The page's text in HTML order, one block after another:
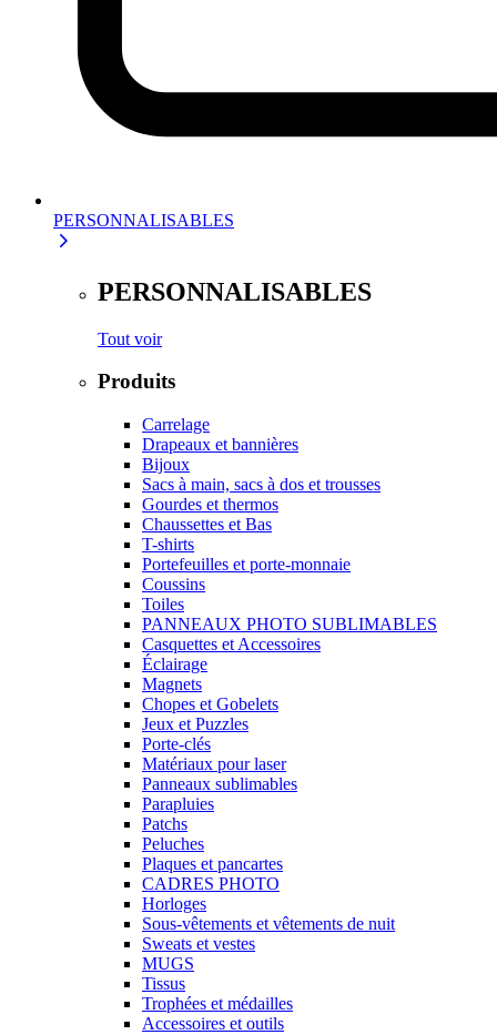
PERSONNALISABLES
PERSONNALISABLES
Tout voir
Produits
Carrelage
Drapeaux et bannières
Bijoux
Sacs à main, sacs à dos et trousses
Gourdes et thermos
Chaussettes et Bas
T-shirts
Portefeuilles et porte-monnaie
Coussins
Toiles
PANNEAUX PHOTO SUBLIMABLES
Casquettes et Accessoires
Éclairage
Magnets
Chopes et Gobelets
Jeux et Puzzles
Porte-clés
Matériaux pour laser
Panneaux sublimables
Parapluies
Patchs
Peluches
Plaques et pancartes
CADRES PHOTO
Horloges
Sous-vêtements et vêtements de nuit
Sweats et vestes
MUGS
Tissus
Trophées et médailles
Accessoires et outils